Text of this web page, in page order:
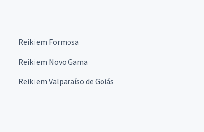
Reiki em Formosa
Reiki em Novo Gama
Reiki em Valparaíso de Goiás